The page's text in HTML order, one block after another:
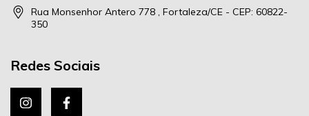
Rua Monsenhor Antero 778 , Fortaleza/CE - CEP: 60822-
350
Redes Sociais